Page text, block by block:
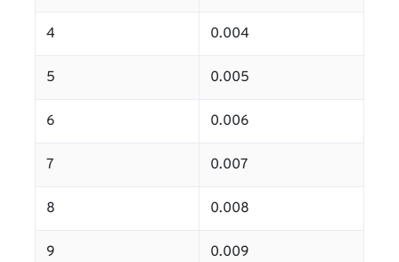
4 0.004
5 0.005
6 0.006
7 0.007
8 0.008
9 0.009